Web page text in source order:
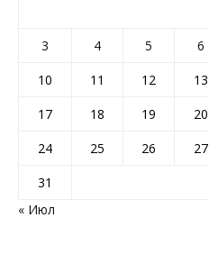
3
4 5 6
10
11 12 13
17
18 19 20
24
25 26 27
31
« Июл